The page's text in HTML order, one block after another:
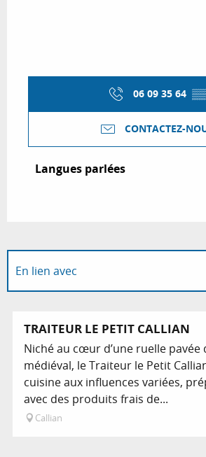
06 09 35 64 ▒▒
CONTACTEZ-
Langues parlées
Langues parlées
En lien avec
Sur place
TRAITEUR LE PETIT CALLIAN
Niché au cœur d’une ruelle pavée
médiéval, le Traiteur le Petit
cuisine aux influences variées,
avec des produits frais de...
Callian